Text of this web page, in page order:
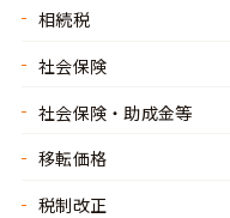
相続税
社会保険
社会保険・助成金等
移転価格
税制改正